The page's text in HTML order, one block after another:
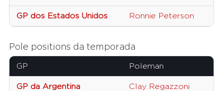
GP dos Estados Unidos Ronnie Peterson
Pole positions da temporada
GP Poleman
GP da Argentina Clay Regazzoni